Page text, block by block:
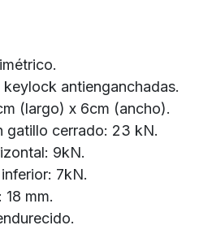
antienganchadas.
(largo) x 6cm (ancho).
gatillo cerrado: 23 kN.
9kN.
7kN.
mm.